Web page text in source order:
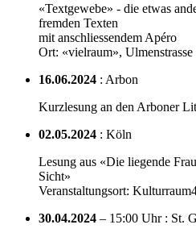
«Textgewebe» - die etwas
fremden Texten
mit anschliessendem Apéro
Ort: «vielraum», Ulmenstrasse
16.06.2024 : Arbon
Kurzlesung an den Arboner
02.05.2024 : Köln
Lesung aus «Die liegende
Sicht»
Veranstaltungsort:
30.04.2024 – 15:00 Uhr : St.